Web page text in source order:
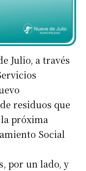
Julio, a través
residuos que
próxima
Social
por un lado, y